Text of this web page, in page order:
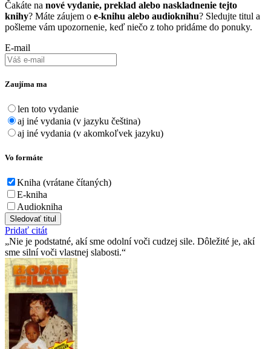
Čakáte na nové vydanie, preklad alebo naskladnenie tejto
knihy? Máte záujem o e-knihu alebo audioknihu? Sledujte titul a
pošleme vám upozornenie, keď niečo z toho pridáme do ponuky.
E-mail
Zaujíma ma
len toto vydanie
aj iné vydania (v jazyku čeština)
aj iné vydania (v akomkoľvek jazyku)
Vo formáte
Kniha (vrátane čítaných)
E-kniha
Audiokniha
Sledovať titul
Pridať citát
Nie je podstatné, akí sme odolní voči cudzej sile. Dôležité je, akí
sme silní voči vlastnej slabosti.